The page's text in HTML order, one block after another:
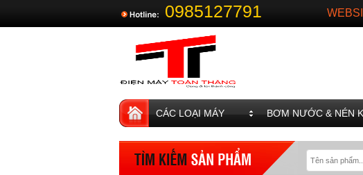
0985127791
CÁC LOẠI MÁY BƠM NƯỚC & NÉN